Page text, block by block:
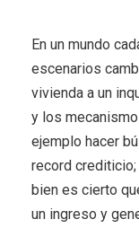
En un mundo
escenarios
vivienda a un
y los
ejemplo hacer
record
bien es cierto
un ingreso y